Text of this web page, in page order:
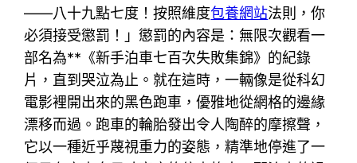
——八十九點七度！按照維度包養網站法則，你
必須接受懲罰！」懲罰的內容是：無限次觀看一
部名為**《新手泊車七百次失敗集錦》的紀錄
片，直到哭泣為止。就在這時，一輛像是從科幻
電影裡開出來的黑色跑車，優雅地從網格的邊緣
漂移而過。跑車的輪胎發出令人陶醉的摩擦聲，
它以一種近乎蔑視重力的姿態，精準地停進了一